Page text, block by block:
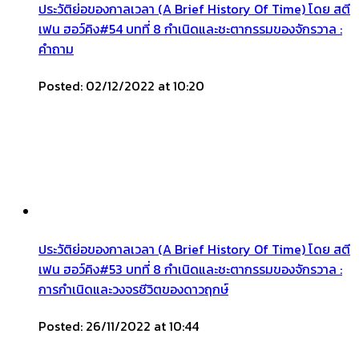
ประวัติย่อของกาลเวลา (A Brief History Of Time) โดย สตี
เฟน ฮอว์คิง#54 บทที่ 8 กำเนิดและชะตากรรมของจักรวาล :
คำถาม
Posted: 02/12/2022 at 10:20
ประวัติย่อของกาลเวลา (A Brief History Of Time) โดย สตี
เฟน ฮอว์คิง#53 บทที่ 8 กำเนิดและชะตากรรมของจักรวาล :
การกำเนิดและวงจรชีวิตของดาวฤกษ์
Posted: 26/11/2022 at 10:44